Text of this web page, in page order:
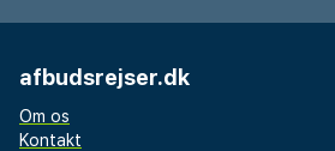
afbudsrejser.dk
Om os
Kontakt